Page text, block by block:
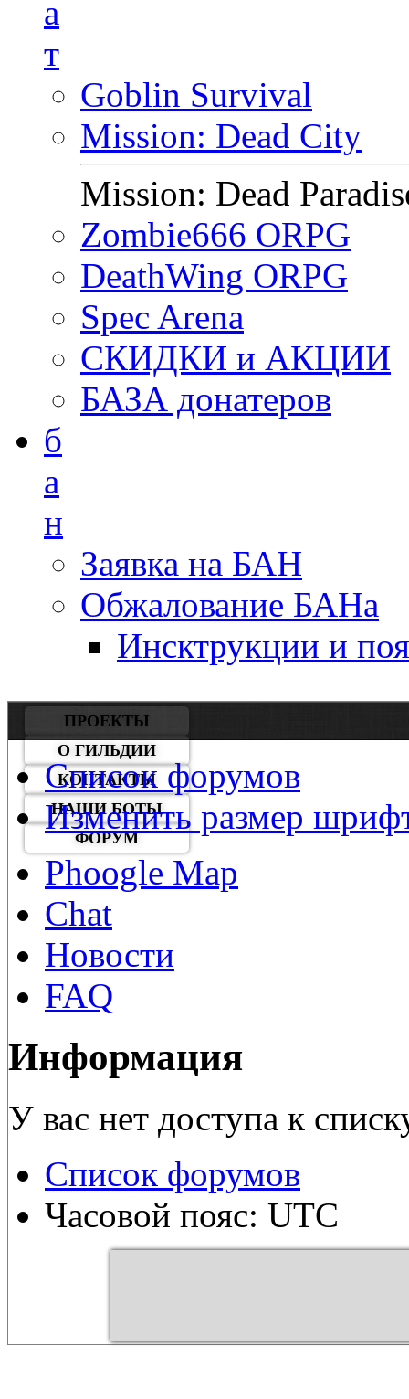
а
т
Goblin Survival
Mission: Dead City
Mission: Dead
Zombie666 ORPG
DeathWing ORPG
Spec Arena
СКИДКИ и АКЦИИ
БАЗА донатеров
б
а
н
Заявка на БАН
Обжалование БАНа
Инсктрукции и
ПРОЕКТЫ
О ГИЛЬДИИ
КОНТАКТЫ
НАШИ БОТЫ
ФОРУМ
Список форумов
Изменить размер
Phoogle Map
Chat
Новости
FAQ
Информация
У вас нет доступа к
Список форумов
Часовой пояс: UTC